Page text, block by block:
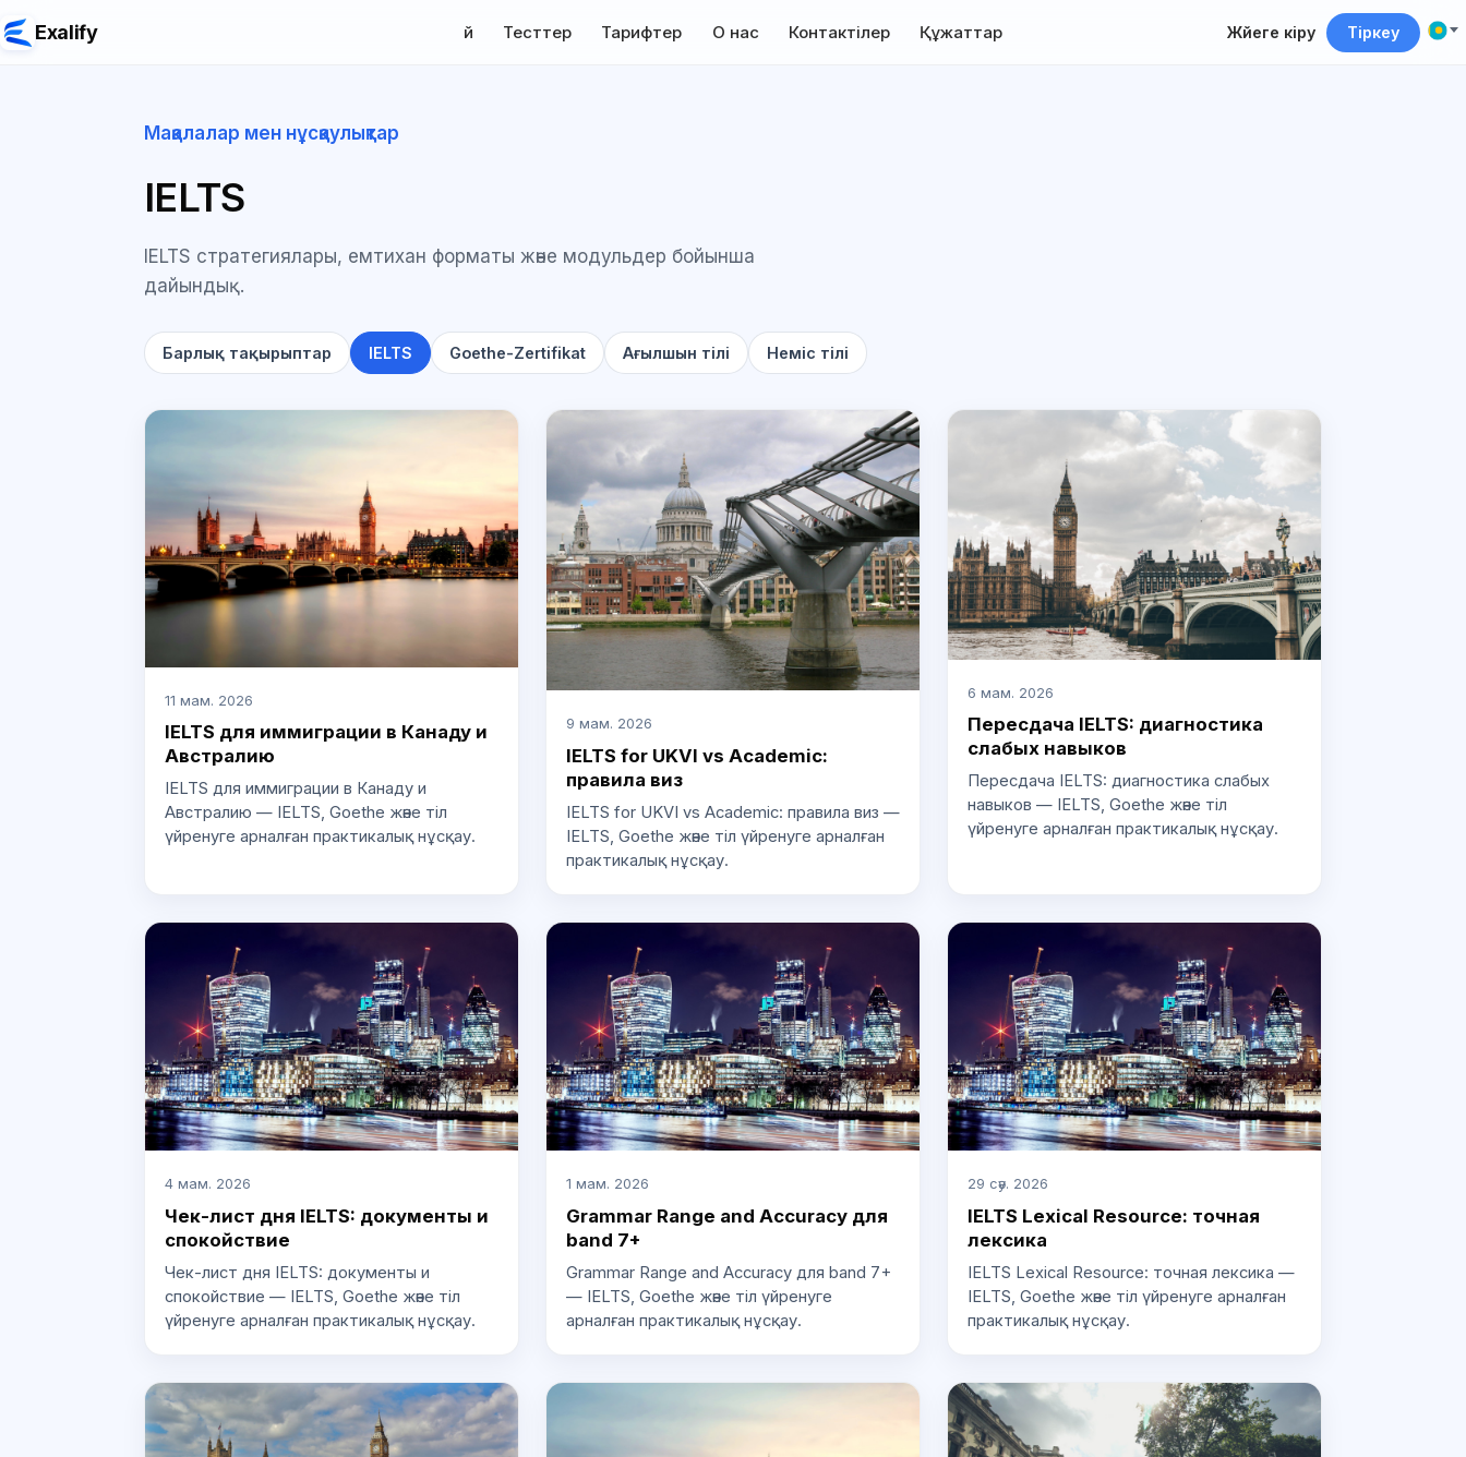
Exalify Үй Тесттер Тарифтер О нас Контактілер Құжаттар Жүйеге кіру Тіркеу
Мақалалар мен нұсқаулықтар
IELTS
IELTS стратегиялары, емтихан форматы және модульдер бойынша
дайындық.
Барлық тақырыптар IELTS Goethe-Zertifikat Ағылшын тілі Неміс тілі
11 мам. 2026
IELTS для иммиграции в Канаду и
Австралию
IELTS для иммиграции в Канаду и
Австралию — IELTS, Goethe және тіл
үйренуге арналған практикалық нұсқау.
9 мам. 2026
IELTS for UKVI vs Academic:
правила виз
IELTS for UKVI vs Academic: правила виз —
IELTS, Goethe және тіл үйренуге арналған
практикалық нұсқау.
6 мам. 2026
Пересдача IELTS: диагностика
слабых навыков
Пересдача IELTS: диагностика слабых
навыков — IELTS, Goethe және тіл
үйренуге арналған практикалық нұсқау.
4 мам. 2026
Чек-лист дня IELTS: документы и
спокойствие
Чек-лист дня IELTS: документы и
спокойствие — IELTS, Goethe және тіл
үйренуге арналған практикалық нұсқау.
1 мам. 2026
Grammar Range and Accuracy для
band 7+
Grammar Range and Accuracy для band 7+
— IELTS, Goethe және тіл үйренуге
арналған практикалық нұсқау.
29 сәу. 2026
IELTS Lexical Resource: точная
лексика
IELTS Lexical Resource: точная лексика —
IELTS, Goethe және тіл үйренуге арналған
практикалық нұсқау.